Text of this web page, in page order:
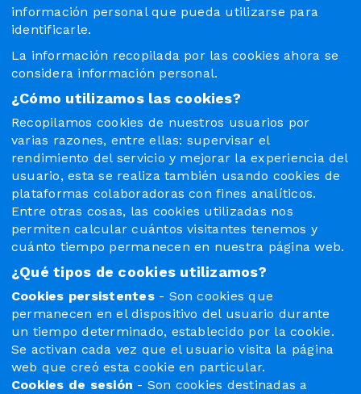
información personal que pueda utilizarse para
identificarle.
La información recopilada por las cookies ahora se
considera información personal.
¿Cómo utilizamos las cookies?
Recopilamos cookies de nuestros usuarios por
varias razones, entre ellas: supervisar el
rendimiento del servicio y mejorar la experiencia del
usuario, esta se realiza también usando cookies de
plataformas colaboradoras con fines analíticos.
Entre otras cosas, las cookies utilizadas nos
permiten calcular cuántos visitantes tenemos y
cuánto tiempo permanecen en nuestra página web.
¿Qué tipos de cookies utilizamos?
Cookies persistentes- Son cookies que
permanecen en el dispositivo del usuario durante
un tiempo determinado, establecido por la cookie.
Se activan cada vez que el usuario visita la página
web que creó esta cookie en particular.
Cookies de sesión - Son cookies destinadas a